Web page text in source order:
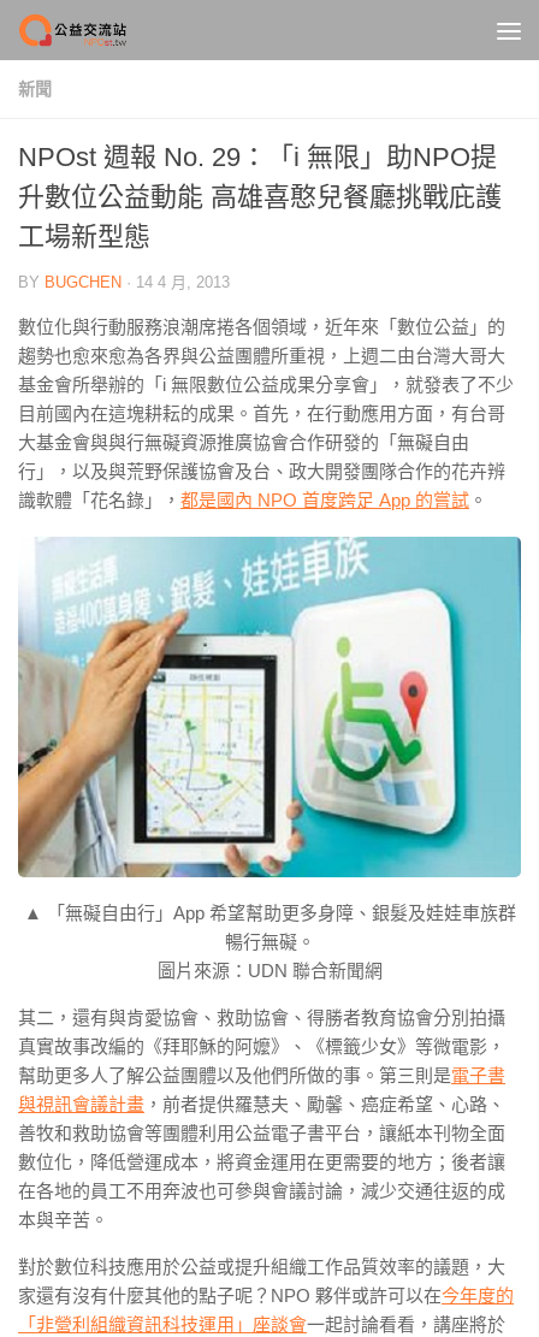
Skip to content
新聞
NPOst 週報 No. 29：「i 無限」助NPO提
升數位公益動能 高雄喜憨兒餐廳挑戰庇護
工場新型態
BY BUGCHEN · 14 4 月, 2013
數位化與行動服務浪潮席捲各個領域，近年來「數位公益」的
趨勢也愈來愈為各界與公益團體所重視，上週二由台灣大哥大
基金會所舉辦的「i 無限數位公益成果分享會」，就發表了不少
目前國內在這塊耕耘的成果。首先，在行動應用方面，有台哥
大基金會與與行無礙資源推廣協會合作研發的「無礙自由
行」，以及與荒野保護協會及台、政大開發團隊合作的花卉辨
識軟體「花名錄」， 都是國內 NPO 首度跨足 App 的嘗試 。
▲ 「無礙自由行」App 希望幫助更多身障、銀髮及娃娃車族群
暢行無礙。
圖片來源：UDN 聯合新聞網
其二，還有與肯愛協會、救助協會、得勝者教育協會分別拍攝
真實故事改編的《拜耶穌的阿嬤》、《標籤少女》等微電影，
幫助更多人了解公益團體以及他們所做的事。第三則是電子書
與視訊會議計畫 ，前者提供羅慧夫、勵馨、癌症希望、心路、
善牧和救助協會等團體利用公益電子書平台，讓紙本刊物全面
數位化，降低營運成本，將資金運用在更需要的地方；後者讓
在各地的員工不用奔波也可參與會議討論，減少交通往返的成
本與辛苦。
對於數位科技應用於公益或提升組織工作品質效率的議題，大
家還有沒有什麼其他的點子呢？NPO 夥伴或許可以在今年度的
「非營利組織資訊科技運用」座談會一起討論看看，講座將於